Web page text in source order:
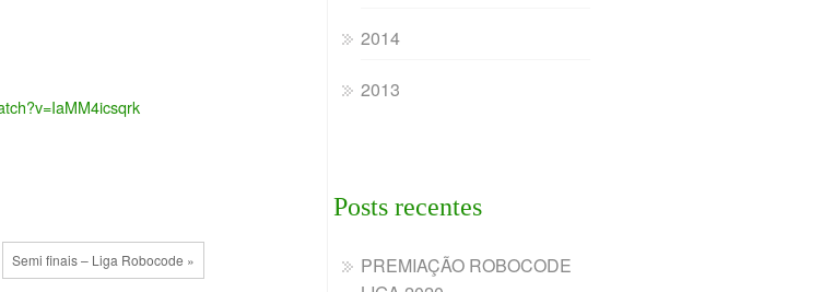
Semi finais – Liga Robocode »
2014
2013
Posts recentes
PREMIAÇÃO ROBOCODE